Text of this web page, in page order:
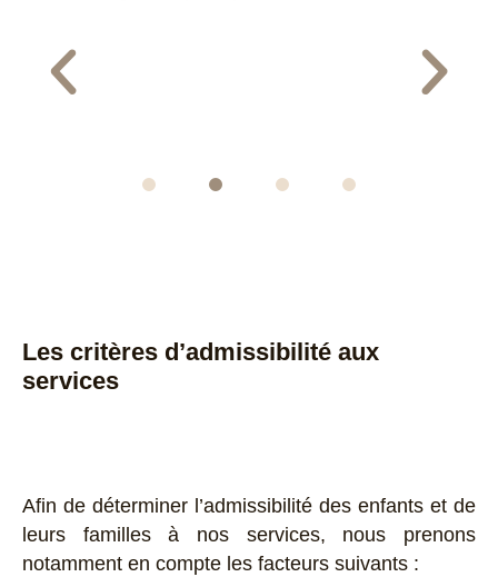
Les critères d’admissibilité aux
services
Afin de déterminer l’admissibilité des enfants et de
leurs familles à nos services, nous prenons
notamment en compte les facteurs suivants :